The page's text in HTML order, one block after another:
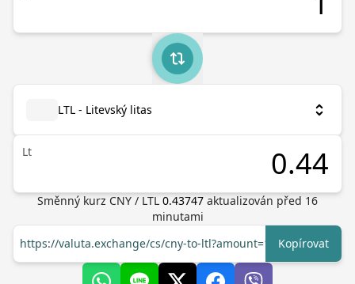
LTL - Litevský litas
Lt
Směnný kurz CNY / LTL 0.43747 aktualizován před 16
minutami
https://valuta.exchange/cs/cny-to-ltl?amount=1
Kopírovat